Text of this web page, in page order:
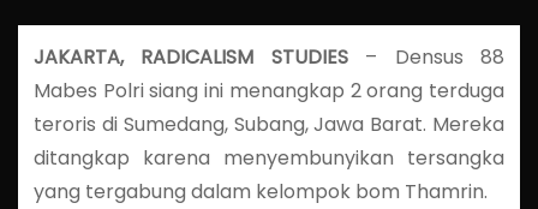
JAKARTA, RADICALISM STUDIES– Densus 88
Mabes Polri siang ini menangkap 2 orang terduga
teroris di Sumedang, Subang, Jawa Barat. Mereka
ditangkap karena menyembunyikan tersangka
yang tergabung dalam kelompok bom Thamrin.